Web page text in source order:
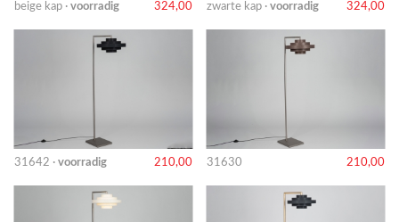
beige kap · voorradig 324,00
zwarte kap · voorradig 324,00
31642 · voorradig 210,00 31630 210,00